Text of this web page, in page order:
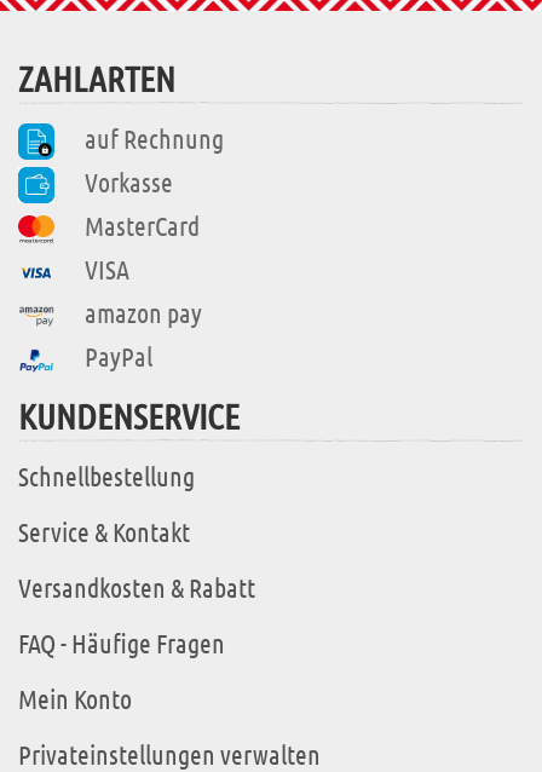
ZAHLARTEN
auf Rechnung
Vorkasse
MasterCard
VISA
amazon pay
PayPal
KUNDENSERVICE
Schnellbestellung
Service & Kontakt
Versandkosten & Rabatt
FAQ - Häufige Fragen
Mein Konto
Privateinstellungen verwalten